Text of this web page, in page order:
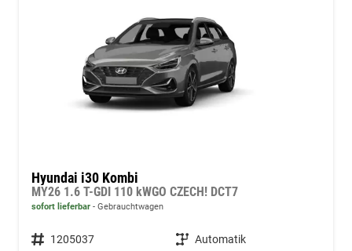
Hyundai i30 Kombi
MY26 1.6 T-GDI 110 kWGO CZECH! DCT7
sofort lieferbar Gebrauchtwagen
Fahrzeugnummer 1205037 Getriebe Automatik